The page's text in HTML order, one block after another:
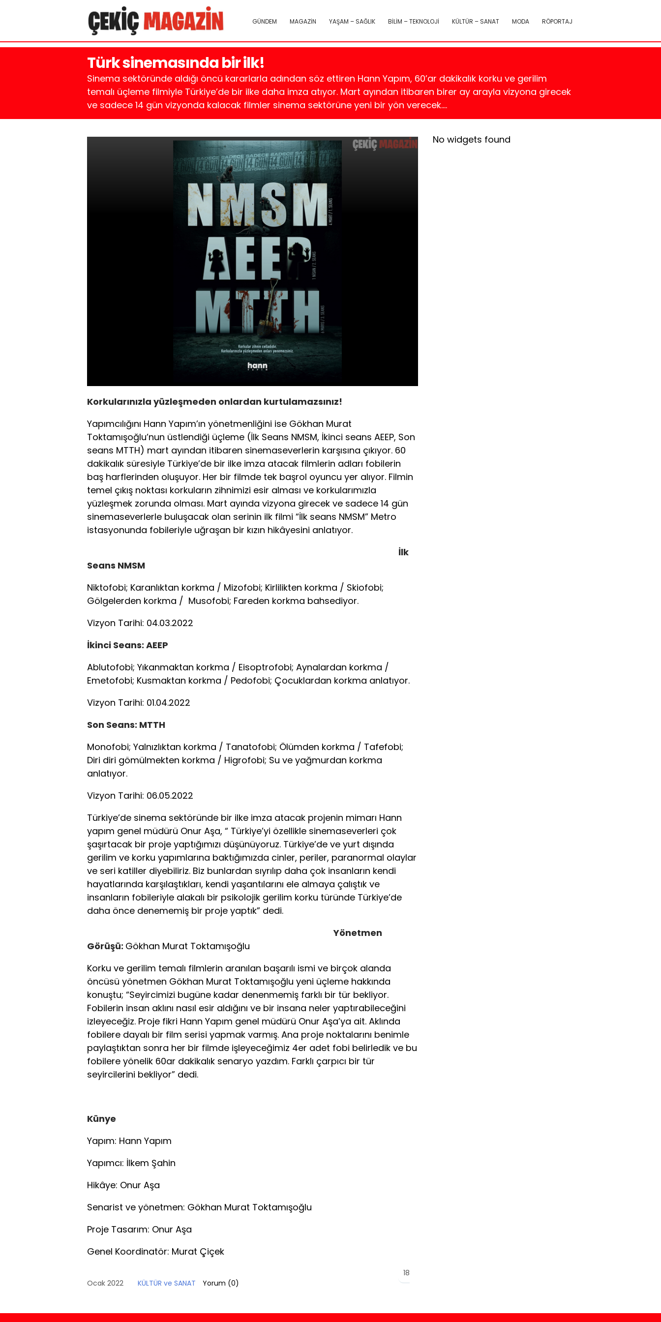
GÜNDEM MAGAZİN YAŞAM – SAĞLIK BİLİM – TEKNOLOJİ KÜLTÜR – SANAT MODA RÖPORTAJ
Türk sinemasında bir ilk!
Sinema sektöründe aldığı öncü kararlarla adından söz ettiren Hann Yapım, 60’ar dakikalık korku ve gerilim
temalı üçleme filmiyle Türkiye’de bir ilke daha imza atıyor. Mart ayından itibaren birer ay arayla vizyona girecek
ve sadece 14 gün vizyonda kalacak filmler sinema sektörüne yeni bir yön verecek….
Korkularınızla yüzleşmeden onlardan kurtulamazsınız!
Yapımcılığını Hann Yapım’ın yönetmenliğini ise Gökhan Murat
Toktamışoğlu’nun üstlendiği üçleme (İlk Seans NMSM, İkinci seans AEEP, Son
seans MTTH) mart ayından itibaren sinemaseverlerin karşısına çıkıyor. 60
dakikalık süresiyle Türkiye’de bir ilke imza atacak filmlerin adları fobilerin
baş harflerinden oluşuyor. Her bir filmde tek başrol oyuncu yer alıyor. Filmin
temel çıkış noktası korkuların zihnimizi esir alması ve korkularımızla
yüzleşmek zorunda olması. Mart ayında vizyona girecek ve sadece 14 gün
sinemaseverlerle buluşacak olan serinin ilk filmi “İlk seans NMSM” Metro
istasyonunda fobileriyle uğraşan bir kızın hikâyesini anlatıyor.
İlk
Seans NMSM
Niktofobi; Karanlıktan korkma / Mizofobi; Kirlilikten korkma / Skiofobi;
Gölgelerden korkma / Musofobi; Fareden korkma bahsediyor.
Vizyon Tarihi: 04.03.2022
İkinci Seans: AEEP
Ablutofobi; Yıkanmaktan korkma / Eisoptrofobi; Aynalardan korkma /
Emetofobi; Kusmaktan korkma / Pedofobi; Çocuklardan korkma anlatıyor.
Vizyon Tarihi: 01.04.2022
Son Seans: MTTH
Monofobi; Yalnızlıktan korkma / Tanatofobi; Ölümden korkma / Tafefobi;
Diri diri gömülmekten korkma / Higrofobi; Su ve yağmurdan korkma
anlatıyor.
Vizyon Tarihi: 06.05.2022
Türkiye’de sinema sektöründe bir ilke imza atacak projenin mimarı Hann
yapım genel müdürü Onur Aşa, “ Türkiye’yi özellikle sinemaseverleri çok
şaşırtacak bir proje yaptığımızı düşünüyoruz. Türkiye’de ve yurt dışında
gerilim ve korku yapımlarına baktığımızda cinler, periler, paranormal olaylar
ve seri katiller diyebiliriz. Biz bunlardan sıyrılıp daha çok insanların kendi
hayatlarında karşılaştıkları, kendi yaşantılarını ele almaya çalıştık ve
insanların fobileriyle alakalı bir psikolojik gerilim korku türünde Türkiye’de
daha önce denememiş bir proje yaptık” dedi.
Yönetmen
Görüşü: Gökhan Murat Toktamışoğlu
Korku ve gerilim temalı filmlerin aranılan başarılı ismi ve birçok alanda
öncüsü yönetmen Gökhan Murat Toktamışoğlu yeni üçleme hakkında
konuştu; “Seyircimizi bugüne kadar denenmemiş farklı bir tür bekliyor.
Fobilerin insan aklını nasıl esir aldığını ve bir insana neler yaptırabileceğini
izleyeceğiz. Proje fikri Hann Yapım genel müdürü Onur Aşa’ya ait. Aklında
fobilere dayalı bir film serisi yapmak varmış. Ana proje noktalarını benimle
paylaştıktan sonra her bir filmde işleyeceğimiz 4er adet fobi belirledik ve bu
fobilere yönelik 60ar dakikalık senaryo yazdım. Farklı çarpıcı bir tür
seyircilerini bekliyor” dedi.
Künye
Yapım: Hann Yapım
Yapımcı: İlkem Şahin
Hikâye: Onur Aşa
Senarist ve yönetmen: Gökhan Murat Toktamışoğlu
Proje Tasarım: Onur Aşa
Genel Koordinatör: Murat Çiçek
18
Ocak 2022
KÜLTÜR ve SANAT Yorum (0)
No widgets found